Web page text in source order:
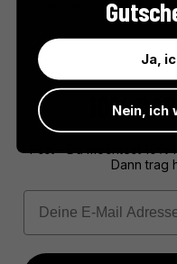
die Bäume entstehen
10%
Dann trag
Email
Ja,
Nein, ich